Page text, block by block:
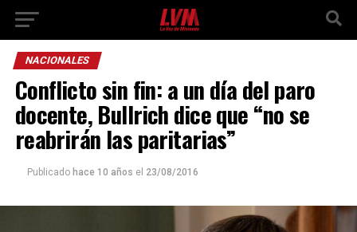
NACIONALES
Conflicto sin fin: a un día del paro
docente, Bullrich dice que “no se
reabrirán las paritarias”
Publicado hace 10 años el 23/08/2016